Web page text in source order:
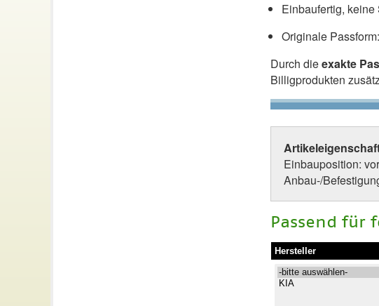
Einbaufertig,
Originale
Durch dieexakte
Billigprodukten
Einbauposition:
Anbau-/
Passend für
Hersteller